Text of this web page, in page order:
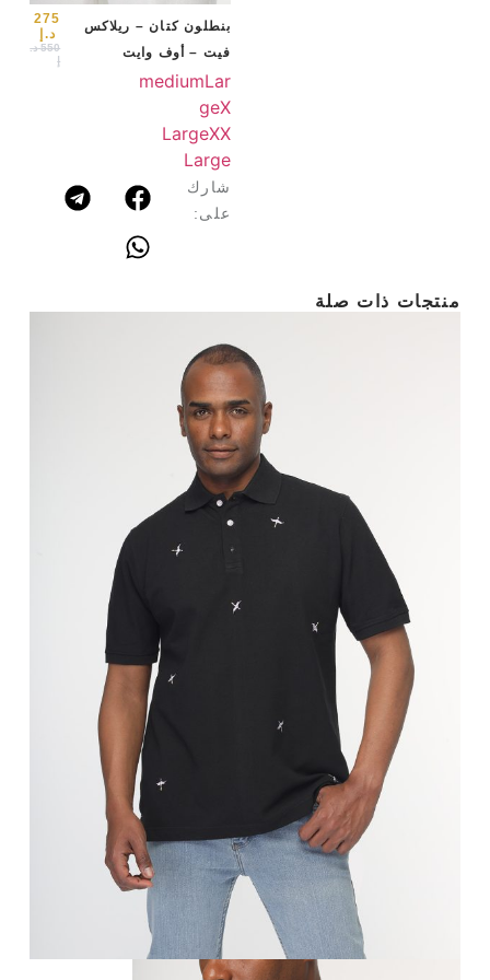
بنطلون كتان – ريلاكس
فيت – أوف وايت
550 د.
إ
275
د.إ
mediumLar
geX
LargeXX
Large
شارك
على:
منتجات ذات صلة